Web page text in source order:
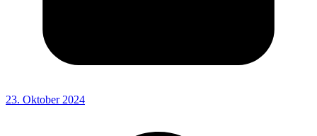
23. Oktober 2024